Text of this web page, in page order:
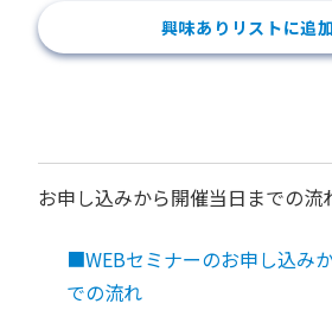
興味ありリストに追
お申し込みから開催当日までの流
■WEBセミナーのお申し込み
での流れ